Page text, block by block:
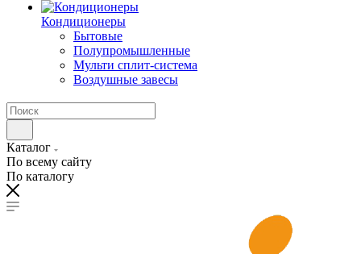
Кондиционеры
Бытовые
Полупромышленные
Мульти сплит-система
Воздушные завесы
Каталог
По всему сайту
По каталогу